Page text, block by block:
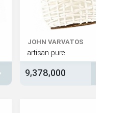
JOHN VARVATOS
artisan pure
9,378,000